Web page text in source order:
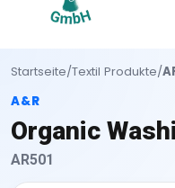
Startseite/Textil Produkte/
A&R
Organic
AR501